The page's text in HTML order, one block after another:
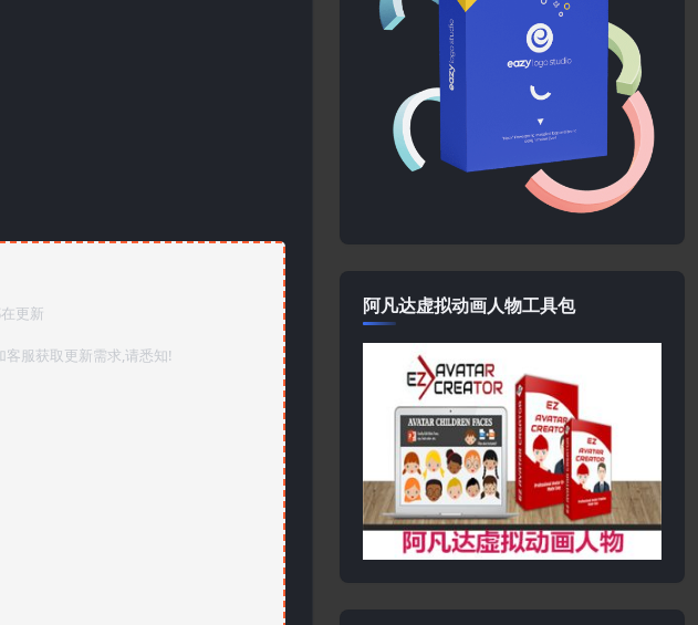
更新
服获取更新需求,请悉知!
阿凡达虚拟动画人物工具包